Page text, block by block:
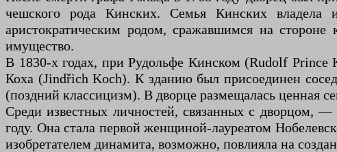
чешского рода Кинских. Семья Кинских
аристократическим родом, сражавшимся на
имущество.
В 1830-х годах, при Рудольфе Кинском (Rudolf Prince
Коха (Jindřich Koch). К зданию был присоединен
(поздний классицизм). В дворце размещалась ценная
Среди известных личностей, связанных с дворцом,
году. Она стала первой женщиной-лауреатом
изобретателем динамита, возможно, повлияла на